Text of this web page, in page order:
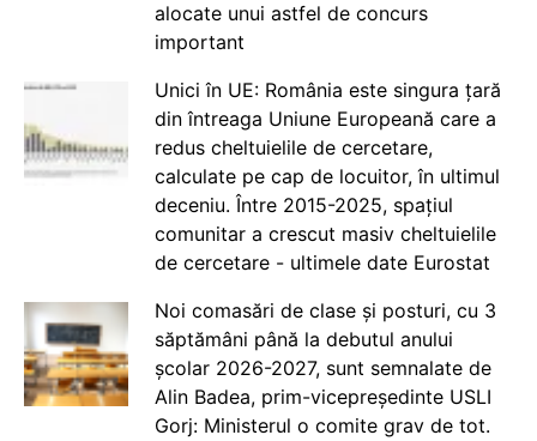
alocate unui astfel de concurs
important
Unici în UE: România este singura țară
din întreaga Uniune Europeană care a
redus cheltuielile de cercetare,
calculate pe cap de locuitor, în ultimul
deceniu. Între 2015-2025, spațiul
comunitar a crescut masiv cheltuielile
de cercetare - ultimele date Eurostat
Noi comasări de clase și posturi, cu 3
săptămâni până la debutul anului
școlar 2026-2027, sunt semnalate de
Alin Badea, prim-vicepreședinte USLI
Gorj: Ministerul o comite grav de tot.